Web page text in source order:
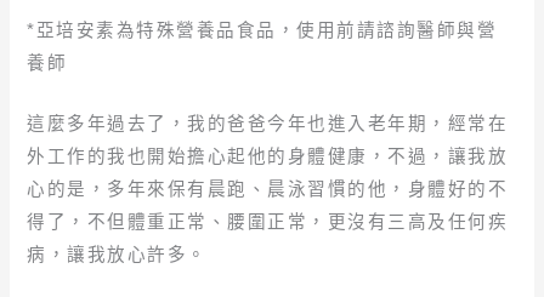
*亞培安素為特殊營養品食品，使用前請諮詢醫師與營
養師
這麼多年過去了，我的爸爸今年也進入老年期，經常在
外工作的我也開始擔心起他的身體健康，不過，讓我放
心的是，多年來保有晨跑、晨泳習慣的他，身體好的不
得了，不但體重正常、腰圍正常，更沒有三高及任何疾
病，讓我放心許多。